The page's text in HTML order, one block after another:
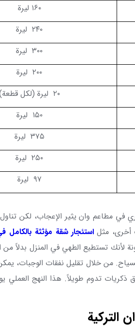
۱۶۰ ليرة
۲۴۰ ليرة
۳۰۰ ليرة
۲۰۰ ليرة
۲۰ ليرة (لكل
۱۵۰ ليرة
۳۷۵ ليرة
۲۵۰ ليرة
۹۷ ليرة
في مطاعم وان يثير الإعجاب، لكن
أخرى، مثل استئجار شقة مؤثثة بالكامل
لأنك تستطيع الطهي في المنزل بدلاً من
من خلال تقليل نفقات الوجبات،
ذكريات تدوم طويلاً. هذا النهج العملي
التركية